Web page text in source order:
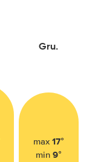
Gru.
max 17°
min 9°